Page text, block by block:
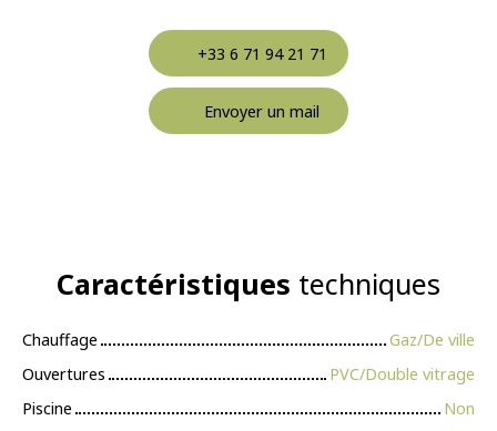
+33 6 71 94 21 71
Envoyer un mail
Caractéristiques techniques
Chauffage
Gaz/De ville
Ouvertures
PVC/Double vitrage
Piscine
Non